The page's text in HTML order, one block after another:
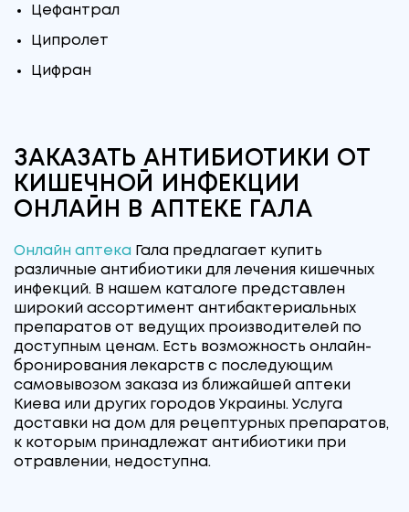
Цефантрал
Ципролет
Цифран
ЗАКАЗАТЬ АНТИБИОТИКИ ОТ
КИШЕЧНОЙ ИНФЕКЦИИ
ОНЛАЙН В АПТЕКЕ ГАЛА
Онлайн аптека Гала предлагает купить
различные антибиотики для лечения кишечных
инфекций. В нашем каталоге представлен
широкий ассортимент антибактериальных
препаратов от ведущих производителей по
доступным ценам. Есть возможность онлайн-
бронирования лекарств с последующим
самовывозом заказа из ближайшей аптеки
Киева или других городов Украины. Услуга
доставки на дом для рецептурных препаратов,
к которым принадлежат антибиотики при
отравлении, недоступна.